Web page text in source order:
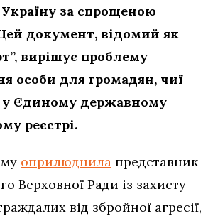
за спрощеною
документ, відомий як
вирішує проблему
особи для громадян, чиї
у Єдиному державному
реєстрі.
оприлюднила представник
Верховної Ради із захисту
від збройної агресії,